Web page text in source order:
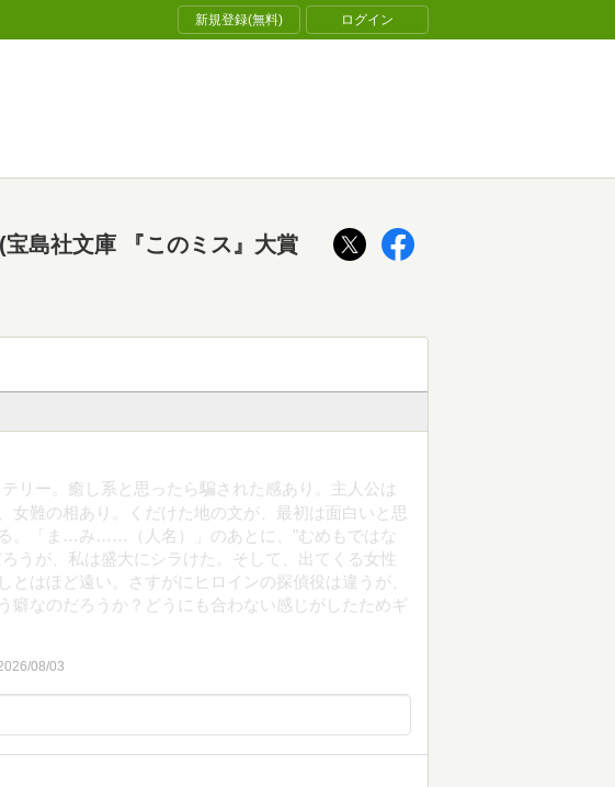
新規登録(無料) ログイン
島社文庫 『このミス』大賞
リー。癒し系と思ったら騙された感あり。主人公は
女難の相あり。くだけた地の文が、最初は面白いと思
。「ま…み……（人名）」のあとに、"むめもではな
うが、私は盛大にシラけた。そして、出てくる女性
とはほど遠い。さすがにヒロインの探偵役は違うが、
癖なのだろうか？どうにも合わない感じがしたためギ
08/03